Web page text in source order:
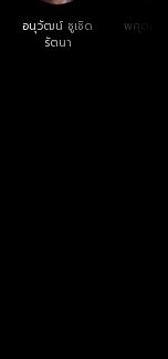
อนุวัฒน์ ชูเชิด
รัตนา
พศุตม์